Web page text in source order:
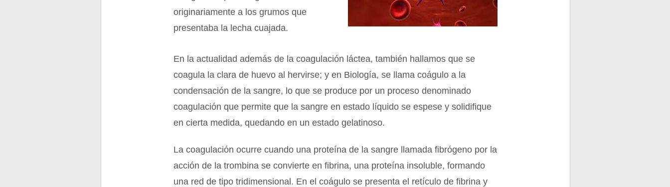
originariamente a los grumos que
presentaba la lecha cuajada.
En la actualidad además de la coagulación láctea, también hallamos que se
coagula la clara de huevo al hervirse; y en Biología, se llama coágulo a la
condensación de la sangre, lo que se produce por un proceso denominado
coagulación que permite que la sangre en estado líquido se espese y solidifique
en cierta medida, quedando en un estado gelatinoso.
La coagulación ocurre cuando una proteína de la sangre llamada fibrógeno por la
acción de la trombina se convierte en fibrina, una proteína insoluble, formando
una red de tipo tridimensional. En el coágulo se presenta el retículo de fibrina y